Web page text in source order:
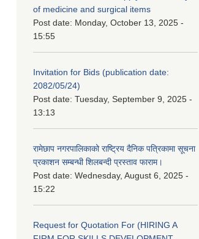
of medicine and surgical items
Post date: Monday, October 13, 2025 -
15:55
Invitation for Bids (publication date:
2082/05/24)
Post date: Tuesday, September 9, 2025 -
13:13
रामेछाप नगरपालिकाको राष्ट्रिय दैनिक पत्रिकामा सूचना
प्रकाशन सम्बन्धी शिलबन्दी प्रस्ताव फाराम।
Post date: Wednesday, August 6, 2025 -
15:22
Request for Quotation For (HIRING A